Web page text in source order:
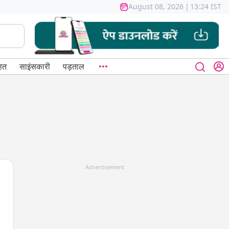
August 08, 2026 | 13:24 IST
साइंसकारी पड़ताल
Advertisement